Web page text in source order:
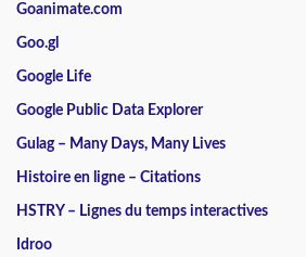
Goanimate.com
Goo.gl
Google Life
Google Public Data Explorer
Gulag – Many Days, Many Lives
Histoire en ligne – Citations
HSTRY – Lignes du temps interactives
Idroo